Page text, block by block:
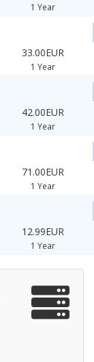
1 Year
33.00EUR
1 Year
42.00EUR
1 Year
71.00EUR
1 Year
12.99EUR
1 Year